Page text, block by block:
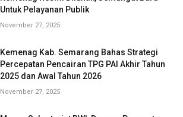
Untuk Pelayanan Publik
November 27, 2025
Kemenag Kab. Semarang Bahas Strategi
Percepatan Pencairan TPG PAI Akhir Tahun
2025 dan Awal Tahun 2026
November 27, 2025